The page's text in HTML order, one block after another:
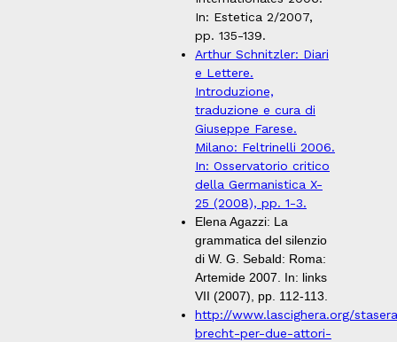
In: Estetica 2/2007,
pp. 135-139.
Arthur Schnitzler: Diari
e Lettere.
Introduzione,
traduzione e cura di
Giuseppe Farese.
Milano: Feltrinelli 2006.
In: Osservatorio critico
della Germanistica X-
25 (2008), pp. 1-3.
Elena Agazzi: La
grammatica del silenzio
di W. G. Sebald: Roma:
Artemide 2007. In: links
VII (2007), pp. 112-113.
http://www.lascighera.org/
brecht-per-due-attori-